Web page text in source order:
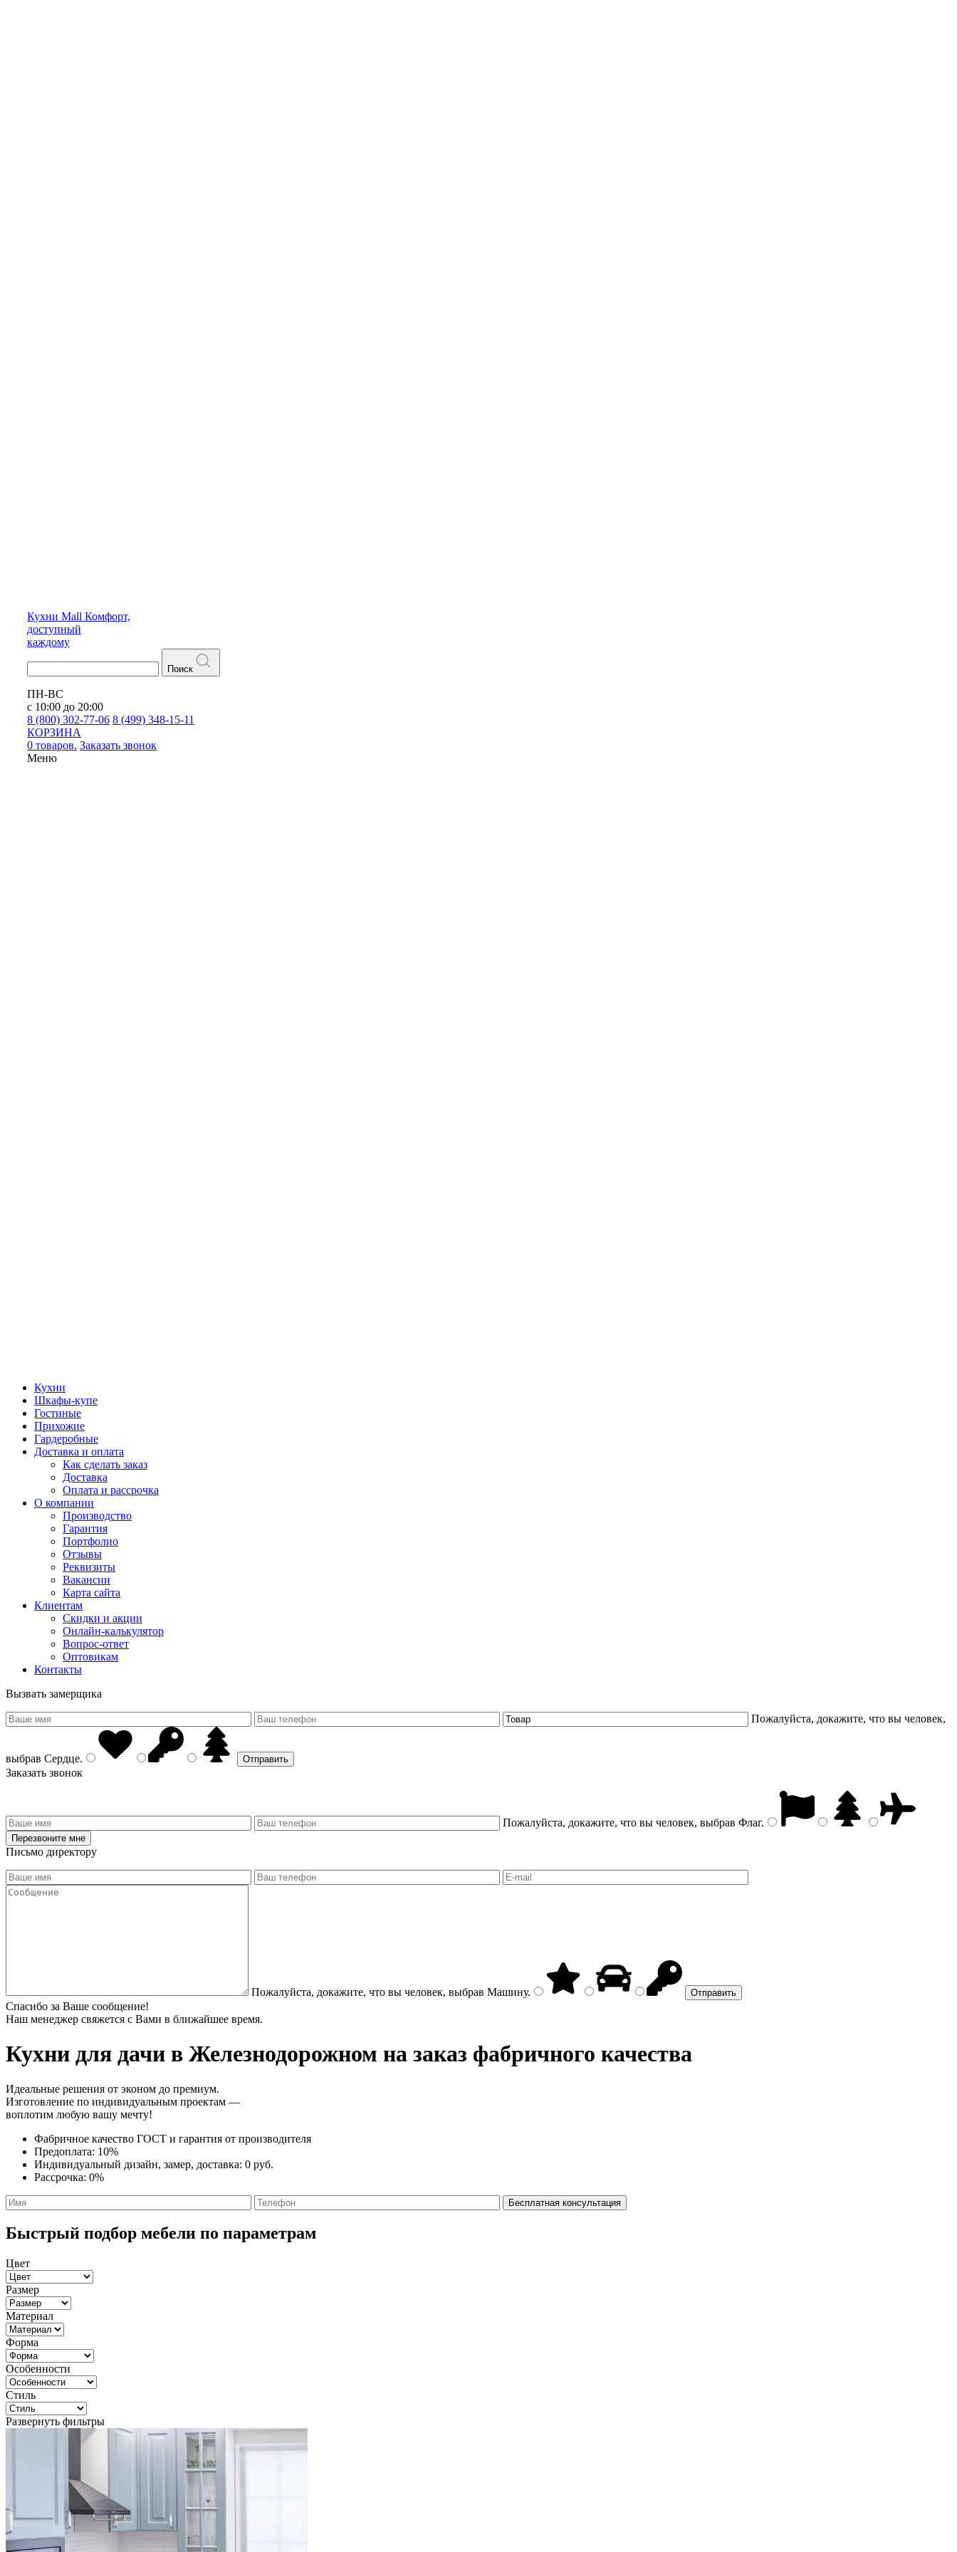
Кухни Mall Комфорт,
доступный
каждому
Поиск
ПН-ВС
с 10:00 до 20:00
8 (800) 302-77-06 8 (499) 348-15-11
КОРЗИНА
0 товаров. Заказать звонок
Меню
Кухни
Шкафы-купе
Гостиные
Прихожие
Гардеробные
Доставка и оплата
Как сделать заказ
Доставка
Оплата и рассрочка
О компании
Производство
Гарантия
Портфолио
Отзывы
Реквизиты
Вакансии
Карта сайта
Клиентам
Скидки и акции
Онлайн-калькулятор
Вопрос-ответ
Оптовикам
Контакты
Вызвать замерщика
Пожалуйста, докажите, что вы человек,
выбрав Сердце.
Заказать звонок
Пожалуйста, докажите, что вы человек, выбрав Флаг.
Письмо директору
Пожалуйста, докажите, что вы человек, выбрав Машину.
Спасибо за Ваше сообщение!
Наш менеджер свяжется с Вами в ближайшее время.
Кухни для дачи в Железнодорожном на заказ фабричного качества
Идеальные решения от эконом до премиум.
Изготовление по индивидуальным проектам —
воплотим любую вашу мечту!
Фабричное качество ГОСТ и гарантия от производителя
Предоплата: 10%
Индивидуальный дизайн, замер, доставка: 0 руб.
Рассрочка: 0%
Быстрый подбор мебели по параметрам
Цвет
Размер
Материал
Форма
Особенности
Стиль
Развернуть фильтры